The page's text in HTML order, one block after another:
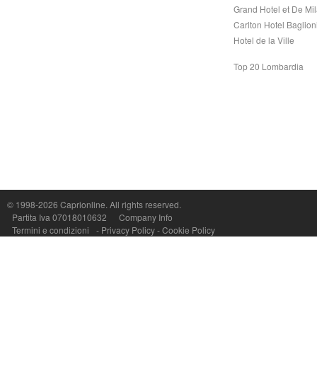
Grand Hotel et De
Carlton Hotel
Hotel de la Ville
Top 20 Lombardia
© 1998-2026 Caprionline. All rights reserved.
Partita Iva 07018010632
Company Info
Termini e condizioni
- Privacy Policy-Cookie Policy
Capri On Line Srl, Via Le Botteghe 10a - 80073 CAPRI (NA) Italy
P.Iva, C.F. e n.Reg.Imprese Napoli: 07018010632 - Rea n.557643